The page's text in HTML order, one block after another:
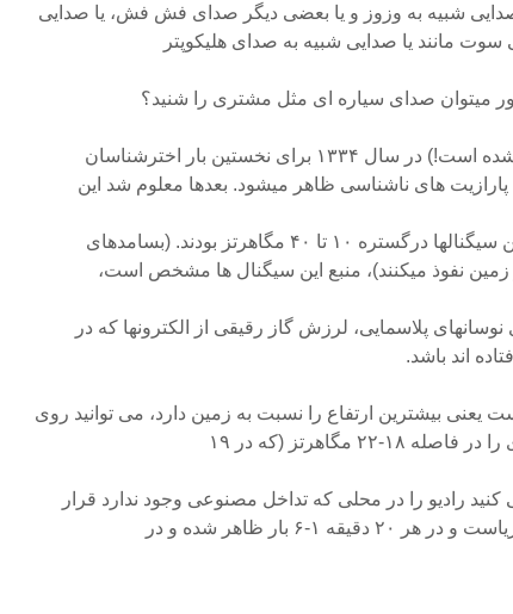
شبیه به وزوز و یا بعضی دیگر صدای فش فش، یا صدایی
سوت مانند یا صدایی شبیه به صدای هلیکوپتر
میتوان صدای سیاره ای مثل مشتری را شنید؟
(این قسمت از مجله نجوم انتخاب شده است!) در سال ۱۳۳۴ برای نخستین بار اخترشناسان
پارازیت های ناشناسی ظاهر میشود. بعدها معلوم شد این
پارازیتها از سیاره مشتری است! این سیگنالها درگستره ۱۰ تا ۴۰ مگاهرتز بودند. (بسامدهای
زمین نفوذ میکنند)، منبع این سیگنال ها مشخص است،
پلاسمایی، لرزش گاز رقیقی از الکترونها که در
اند باشد.
بیشترین ارتفاع را نسبت به زمین دارد، می توانید روی
مگاهرتز (که در ۱۹
رادیو را در محلی که تداخل مصنوعی وجود ندارد قرار
۱-۶ بار ظاهر شده و در